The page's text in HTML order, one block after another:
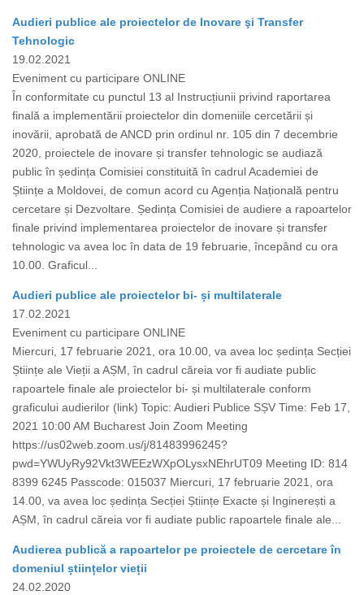
Audieri publice ale proiectelor de Inovare şi Transfer
Tehnologic
19.02.2021
Eveniment cu participare ONLINE
În conformitate cu punctul 13 al Instrucțiunii privind raportarea
finală a implementării proiectelor din domeniile cercetării și
inovării, aprobată de ANCD prin ordinul nr. 105 din 7 decembrie
2020, proiectele de inovare și transfer tehnologic se audiază
public în ședința Comisiei constituită în cadrul Academiei de
Științe a Moldovei, de comun acord cu Agenția Națională pentru
cercetare și Dezvoltare. Ședința Comisiei de audiere a rapoartelor
finale privind implementarea proiectelor de inovare și transfer
tehnologic va avea loc în data de 19 februarie, începând cu ora
10.00. Graficul...
Audieri publice ale proiectelor bi- și multilaterale
17.02.2021
Eveniment cu participare ONLINE
Miercuri, 17 februarie 2021, ora 10.00, va avea loc ședința Secției
Științe ale Vieții a AȘM, în cadrul căreia vor fi audiate public
rapoartele finale ale proiectelor bi- și multilaterale conform
graficului audierilor (link) Topic: Audieri Publice SȘV Time: Feb 17,
2021 10:00 AM Bucharest Join Zoom Meeting
https://us02web.zoom.us/j/81483996245?
pwd=YWUyRy92Vkt3WEEzWXpOLysxNEhrUT09 Meeting ID: 814
8399 6245 Passcode: 015037 Miercuri, 17 februarie 2021, ora
14.00, va avea loc ședința Secției Științe Exacte și Inginerești a
AȘM, în cadrul căreia vor fi audiate public rapoartele finale ale...
Audierea publică a rapoartelor pe proiectele de cercetare în
domeniul științelor vieții
24.02.2020